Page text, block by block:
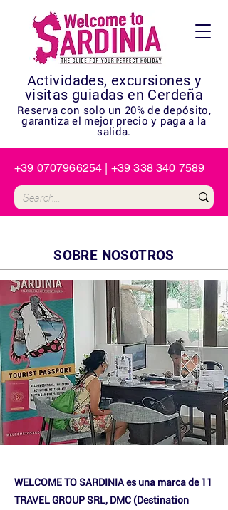
Actividades, excursiones y
visitas guiadas en Cerdeña
+39 0707966254 | +39 338 340 7589
Reserva con solo un 20% de depósito,
garantiza el mejor precio y paga a la
salida.
SOBRE NOSOTROS
WELCOME TO SARDINIA es una marca de 11
TRAVEL GROUP SRL, DMC (Destination